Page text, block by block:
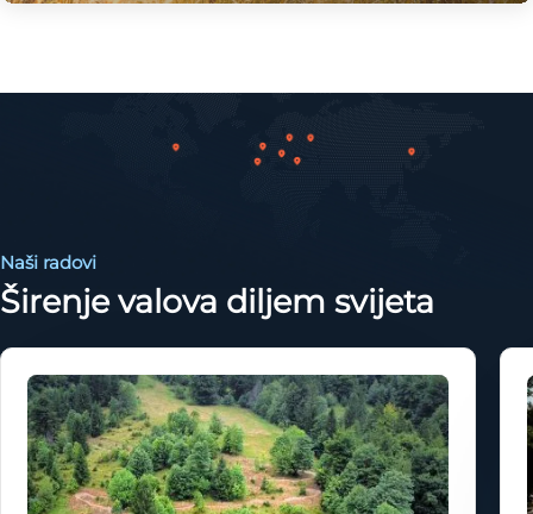
Naši radovi
Širenje valova diljem svijeta